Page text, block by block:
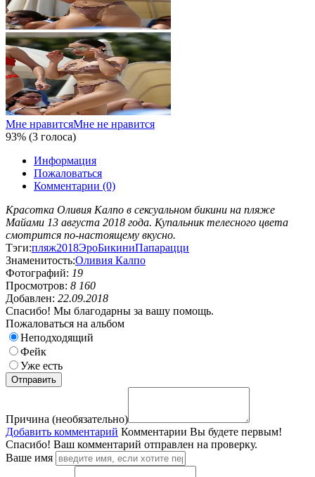
Мне нравитсяМне не нравится
93% (3 голоса)
Информация
Пожаловаться
Комментарии (0)
Красотка Оливия Калпо в сексуальном бикини на пляже
Майами 13 августа 2018 года. Купальник телесного цвета
смотрится по-настоящему вкусно.
Тэги:пляж2018ЭроБикиниПапарацци
Знаменитость:Оливия Калпо
Фотографий: 19
Просмотров: 8 160
Добавлен: 22.09.2018
Спасибо! Мы благодарны за вашу помощь.
Пожаловаться на альбом
Неподходящий
Фейк
Уже есть
Причина (необязательно)
Добавить комментарий Комментарии Вы будете первым!
Спасибо! Ваш комментарий отправлен на проверку.
Ваше имя